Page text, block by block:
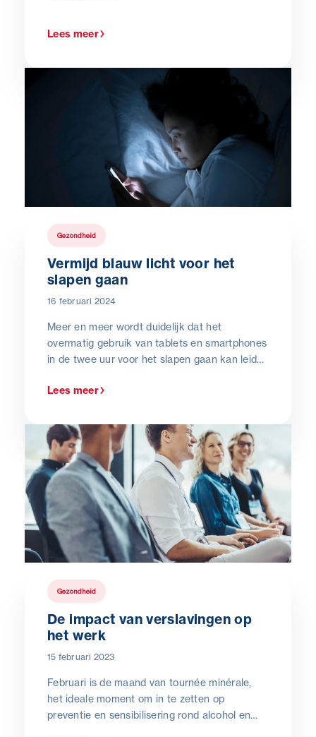
Lees meer
Gezondheid
Vermijd blauw licht voor het
slapen gaan
16 februari 2024
Meer en meer wordt duidelijk dat het
overmatig gebruik van tablets en smartphones
in de twee uur voor het slapen gaan kan leiden
biologische klok, burn-out en oogklachten.
Lees meer
Gezondheid
De impact van verslavingen op
het werk
15 februari 2023
Februari is de maand van tournée minérale,
het ideale moment om in te zetten op
preventie en sensibilisering rond alcohol en